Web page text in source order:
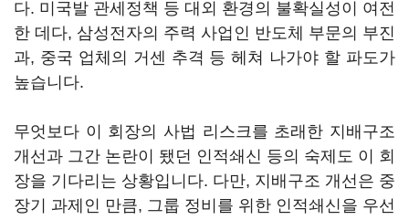
다. 미국발 관세정책 등 대외 환경의 불확실성이 여전
한 데다, 삼성전자의 주력 사업인 반도체 부문의 부진
과, 중국 업체의 거센 추격 등 헤쳐 나가야 할 파도가
높습니다.
무엇보다 이 회장의 사법 리스크를 초래한 지배구조
개선과 그간 논란이 됐던 인적쇄신 등의 숙제도 이 회
장을 기다리는 상황입니다. 다만, 지배구조 개선은 중
장기 과제인 만큼, 그룹 정비를 위한 인적쇄신을 우선